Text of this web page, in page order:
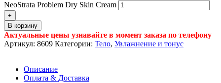
NeoStrata Problem Dry Skin Cream
В корзину
Актуальные цены узнавайте в момент заказа по телефону
Артикул: 8609 Категории: Тело, Увлажнение и тонус
Описание
Оплата & Доставка